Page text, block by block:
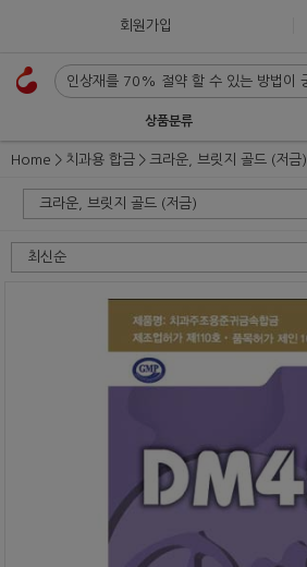
회원가입
상품분류
Home 치과용 합금 크라운, 브릿지 골드 (저금)